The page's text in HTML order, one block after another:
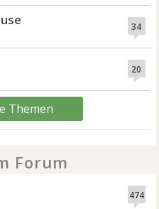
34
20
Themen
Forum
474